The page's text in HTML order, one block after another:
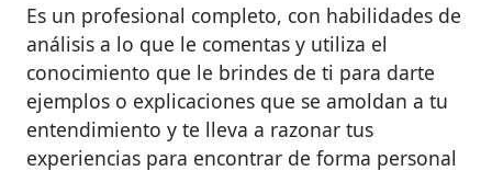
Es un profesional completo, con habilidades de
análisis a lo que le comentas y utiliza el
conocimiento que le brindes de ti para darte
ejemplos o explicaciones que se amoldan a tu
entendimiento y te lleva a razonar tus
experiencias para encontrar de forma personal